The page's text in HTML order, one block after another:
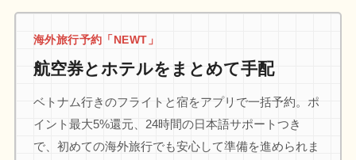
海外旅行予約「NEWT」
航空券とホテルをまとめて手配
ベトナム行きのフライトと宿をアプリで一括予約。ポ
イント最大5%還元、24時間の日本語サポートつき
で、初めての海外旅行でも安心して準備を進められま